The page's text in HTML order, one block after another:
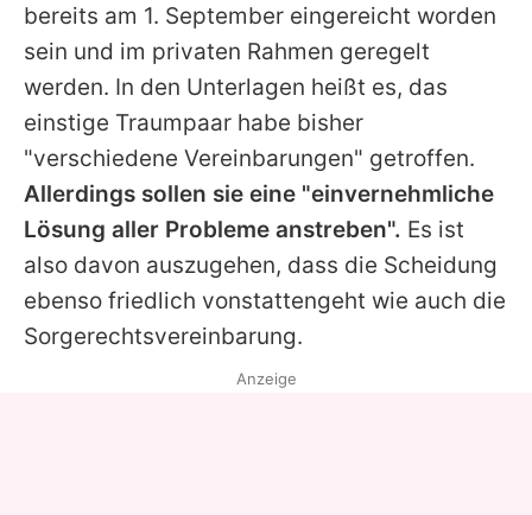
bereits am 1. September eingereicht worden
sein und im privaten Rahmen geregelt
werden. In den Unterlagen heißt es, das
einstige Traumpaar habe bisher
"verschiedene Vereinbarungen" getroffen.
Allerdings sollen sie eine "einvernehmliche
Lösung aller Probleme anstreben". Es ist
also davon auszugehen, dass die Scheidung
ebenso friedlich vonstattengeht wie auch die
Sorgerechtsvereinbarung.
Anzeige